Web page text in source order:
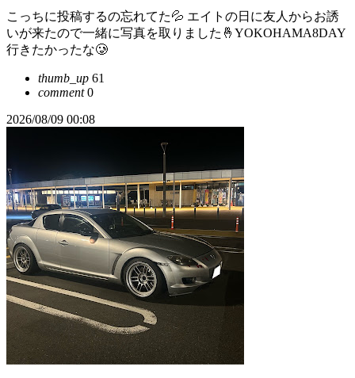
こっちに投稿するの忘れてた💦 エイトの日に友人からお誘
いが来たので一緒に写真を取りました🤞YOKOHAMA8DAY
行きたかったな🥲
thumb_up 61
comment0
2026/08/09 00:08